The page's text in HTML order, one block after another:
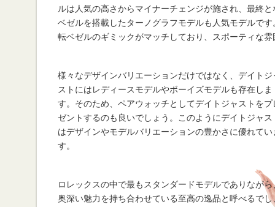
ルは人気の高さからマイナーチェンジが施され、最終
ベゼルを搭載したターノグラフモデルも人気モデルで
転ベゼルのギミックがマッチしており、スポーティな
様々なデザインバリエーションだけではなく、デイトジ
ストにはレディースモデルやボーイズモデルも存在しま
す。そのため、ペアウォッチとしてデイトジャストをプ
ゼントするのも良いでしょう。このようにデイトジャス
はデザインやモデルバリエーションの豊かさに優れてい
す。
ロレックスの中で最もスタンダードモデルでありながら
奥深い魅力を持ち合わせている至高の逸品と呼べるでし